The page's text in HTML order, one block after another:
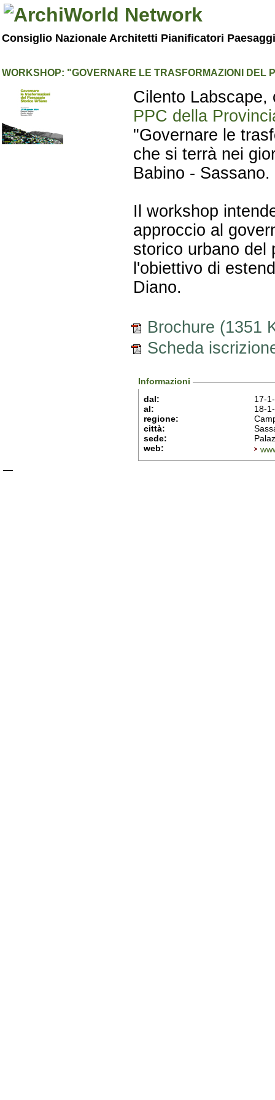
Consiglio Nazionale Architetti Pianificatori
WORKSHOP: "GOVERNARE LE TRASFORMAZIONI DEL
Cilento Labscape,
PPC della
"Governare le
che si terrà nei
Babino - Sassano.
Il workshop
approccio al
storico urbano del
l'obiettivo di
Diano.
Brochure (1351
Scheda
Informazioni
dal:
17-
al:
18-
regione:
città:
sede:
web: